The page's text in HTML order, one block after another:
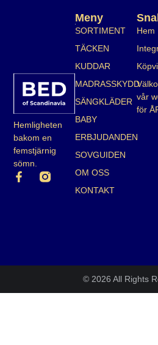
Hemligheten
bakom en
femstjärnig
sömn.
Hem
vår
för
Meny
SORTIMENT
TÄCKEN
KUDDAR
MADRASSKYDD
SÄNGKLÄDER
BABY
ERBJUDANDEN
SOVGUIDEN
OM OSS
KONTAKT
© 2026 All Rights